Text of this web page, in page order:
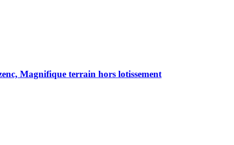
Magnifique terrain hors lotissement